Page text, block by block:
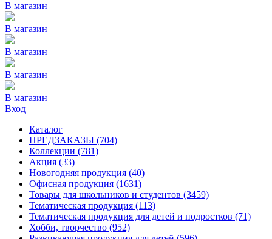
В магазин
В магазин
В магазин
В магазин
В магазин
Вход
Каталог
ПРЕДЗАКАЗЫ (704)
Коллекции (781)
Акция (33)
Новогодняя продукция (40)
Офисная продукция (1631)
Товары для школьников и студентов (3459)
Тематическая продукция (113)
Тематическая продукция для детей и подростков (71)
Хобби, творчество (952)